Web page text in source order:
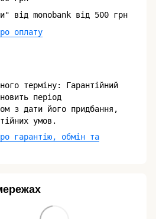
від monobank від 500 грн
оплату
терміну: Гарантійний
період
з дати його придбання,
умов.
гарантію, обмін та